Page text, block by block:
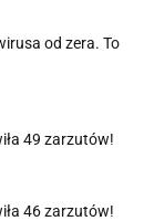
od zera. To
49 zarzutów!
46 zarzutów!